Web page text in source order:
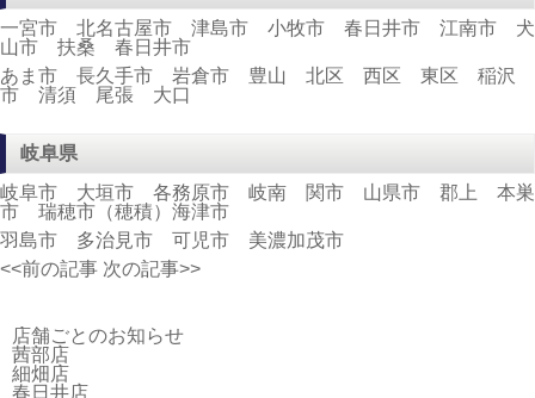
一宮市 北名古屋市 津島市 小牧市 春日井市 江南市 犬
山市 扶桑 春日井市
あま市 長久手市 岩倉市 豊山 北区 西区 東区 稲沢
市 清須 尾張 大口
岐阜県
岐阜市 大垣市 各務原市 岐南 関市 山県市 郡上 本巣
市 瑞穂市（穂積）海津市
羽島市 多治見市 可児市 美濃加茂市
<<前の記事 次の記事>>
店舗ごとのお知らせ
茜部店
細畑店
春日井店